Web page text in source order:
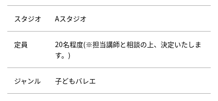
スタジオ Aスタジオ
定員
20名程度(※担当講師と相談の上、決定いたしま
す。)
ジャンル 子どもバレエ